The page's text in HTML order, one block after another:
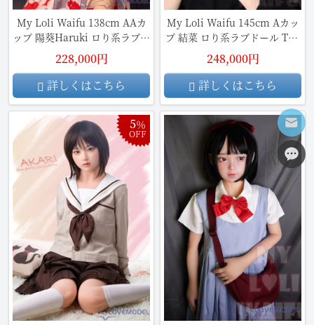
My Loli Waifu 138cm AAカ
ップ 陽葵Haruki ロり系ラブド
ール TPE材質ボディ
228,000円
詳しくはこちら
My Loli Waifu 145cm Aカッ
プ 結菜 ロり系ラブドール TPE
材質ボディ
248,000円
詳しくはこちら
5％
OFF